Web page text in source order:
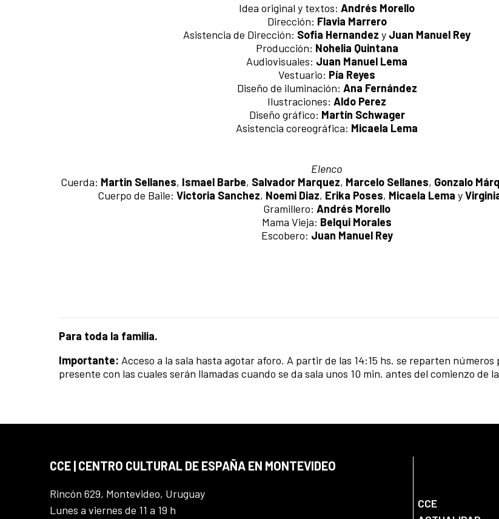
Idea original y textos: Andrés Morello
Dirección: Flavia Marrero
Asistencia de Dirección: Sofia Hernandez y Juan Manuel Rey
Producción: Nohelia Quintana
Audiovisuales: Juan Manuel Lema
Vestuario: Pía Reyes
Diseño de iluminación: Ana Fernández
Ilustraciones: Aldo Perez
Diseño gráfico: Martín Schwager
Asistencia coreográfica: Micaela Lema
Elenco
Cuerda: Martin Sellanes, Ismael Barbe, Salvador Marquez, Marcelo Sellanes, Gonzalo
Cuerpo de Baile: Victoria Sanchez, Noemi Diaz, Erika Poses, Micaela Lema y
Gramillero: Andrés Morello
Mama Vieja: Belqui Morales
Escobero: Juan Manuel Rey
Para toda la familia.
Importante: Acceso a la sala hasta agotar aforo. A partir de las 14:15 hs. se reparten números
presente con las cuales serán llamadas cuando se da sala unos 10 min. antes del comienzo de
CCE | CENTRO CULTURAL DE ESPAÑA EN MONTEVIDEO
Rincón 629, Montevideo, Uruguay
Lunes a viernes de 11 a 19 h
CCE